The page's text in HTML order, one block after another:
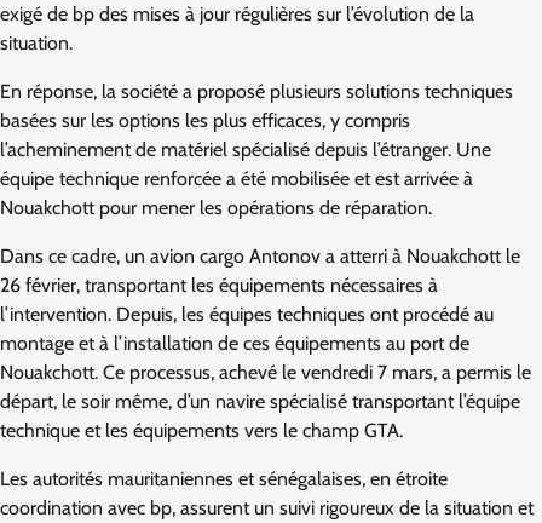
exigé de bp des mises à jour régulières sur l’évolution de la
situation.
En réponse, la société a proposé plusieurs solutions techniques
basées sur les options les plus efficaces, y compris
l’acheminement de matériel spécialisé depuis l’étranger. Une
équipe technique renforcée a été mobilisée et est arrivée à
Nouakchott pour mener les opérations de réparation.
Dans ce cadre, un avion cargo Antonov a atterri à Nouakchott le
26 février, transportant les équipements nécessaires à
l’intervention. Depuis, les équipes techniques ont procédé au
montage et à l’installation de ces équipements au port de
Nouakchott. Ce processus, achevé le vendredi 7 mars, a permis le
départ, le soir même, d’un navire spécialisé transportant l’équipe
technique et les équipements vers le champ GTA.
Les autorités mauritaniennes et sénégalaises, en étroite
coordination avec bp, assurent un suivi rigoureux de la situation et